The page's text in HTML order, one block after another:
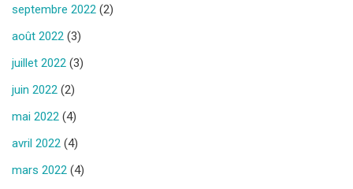
septembre 2022 (2)
août 2022 (3)
juillet 2022 (3)
juin 2022 (2)
mai 2022 (4)
avril 2022 (4)
mars 2022 (4)